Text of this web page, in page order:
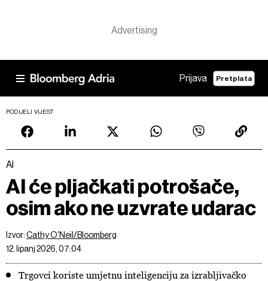
Prijava Pretplata
PODIJELI VIJEST
AI
AI će pljačkati potrošače,
osim ako ne uzvrate udarac
Izvor:Cathy O'Neil/Bloomberg
12. lipanj 2026, 07:04
Trgovci koriste umjetnu inteligenciju za izrabljivačko